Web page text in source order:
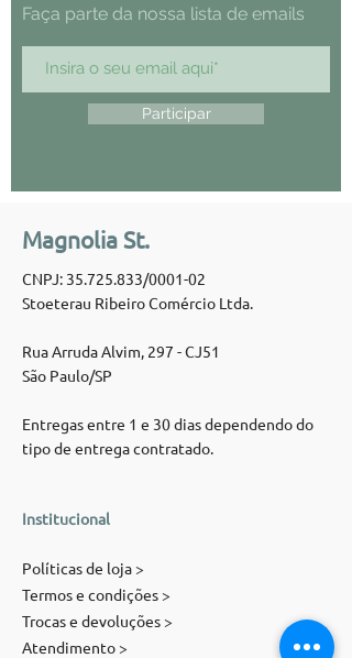
Faça parte da nossa lista de emails
Participar
Magnolia St.
CNPJ: 35.725.833/0001-02
Stoeterau Ribeiro Comércio Ltda.
Rua Arruda Alvim, 297 - CJ51
São Paulo/SP
Entregas entre 1 e 30 dias dependendo do
tipo de entrega contratado.
Institucional
Políticas de loja >
Termos e condições >
Trocas e devoluções >
Atendimento >